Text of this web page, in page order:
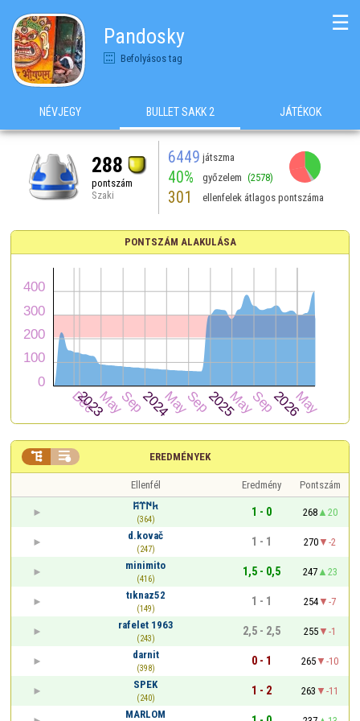
Pandosky
Befolyásos tag
☰
NÉVJEGY BULLET SAKK 2 JÁTÉKOK
288
pontszám
Szaki
6449 játszma
40% győzelem (2578)
301 ellenfelek átlagos pontszáma
PONTSZÁM ALAKULÁSA
EREDMÉNYEK
 
Ellenfél Eredmény
Pontszám
𐱅𐰇𐰼𐰰
(364)
1 - 0 268
20
d.kovač
(247)
1 - 1 270
-2
minimito
(416)
1,5 - 0,5 247
23
tıknaz52
(149)
1 - 1 254
-7
rafelet 1963
(243)
2,5 - 2,5 255
-1
darnit
(398)
0 - 1 265
-10
SPEK
(240)
1 - 2 263
-11
MARLOM